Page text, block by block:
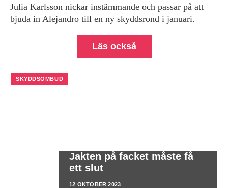
Julia Karlsson nickar instämmande och passar på att
bjuda in Alejandro till en ny skyddsrond i januari.
Läs också
SKYDDSOMBUD
Jakten på facket måste få
ett slut
12 OKTOBER 2023